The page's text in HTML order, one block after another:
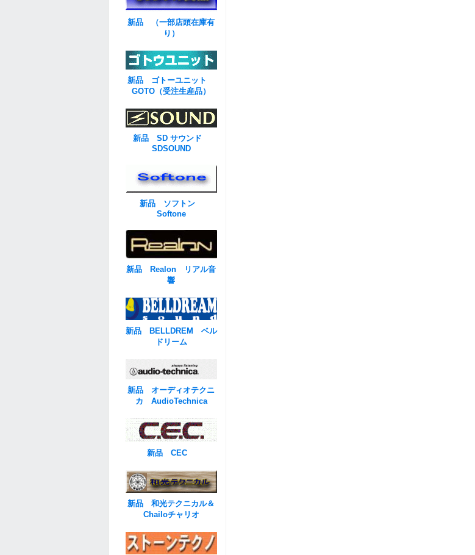
新品 （一部店頭在庫有
り）
新品 ゴトーユニット
GOTO（受注生産品）
新品 SD サウンド
SDSOUND
新品 ソフトン
Softone
新品 Realon リアル音
響
新品 BELLDREM ベル
ドリーム
新品 オーディオテクニ
カ AudioTechnica
新品 CEC
新品 和光テクニカル＆
Chailoチャリオ